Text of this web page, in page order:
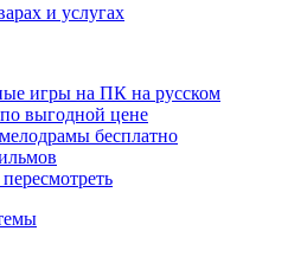
и услугах
игры на ПК на русском
выгодной цене
бесплатно